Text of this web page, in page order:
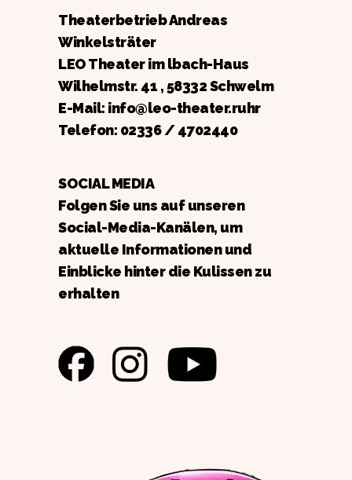
Theaterbetrieb Andreas
Winkelsträter
LEO Theater im lbach-Haus
Wilhelmstr. 41 , 58332 Schwelm
E-Mail: info@leo-theater.ruhr
Telefon: 02336 / 4702440
SOCIAL MEDIA
Folgen Sie uns auf unseren
Social-Media-Kanälen, um
aktuelle Informationen und
Einblicke hinter die Kulissen zu
erhalten